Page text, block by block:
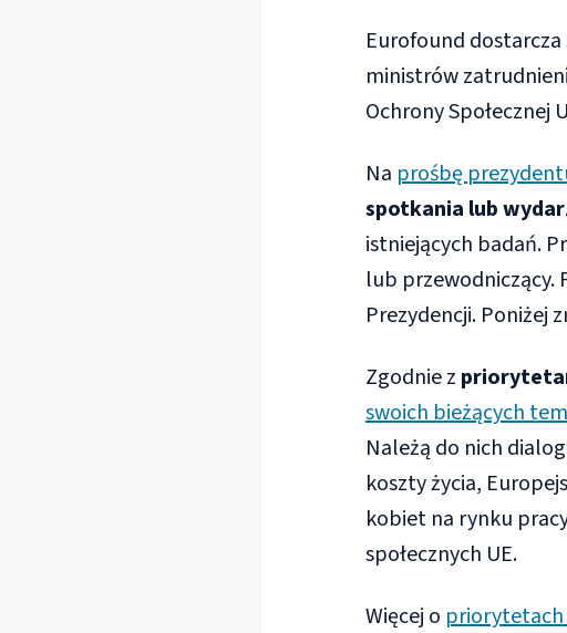
Eurofound dostarcza
ministrów
Ochrony Społecznej
Na prośbę
spotkania lub
istniejących badań.
lub przewodniczący.
Prezydencji. Poniżej
Zgodnie z
swoich bieżących
Należą do nich
koszty życia,
kobiet na rynku
społecznych UE.
Więcej o